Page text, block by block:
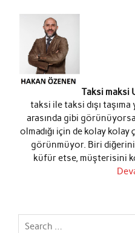
Taksi maksi
taksi ile taksi dışı
arasında gibi
olmadığı için de kolay
görünmüyor. Biri
küfür etse, müşterisini